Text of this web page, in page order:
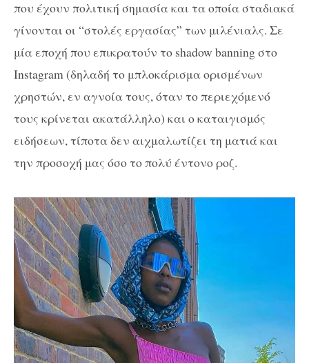
που έχουν πολιτική σημασία και τα οποία σταδιακά
γίνονται οι “στολές εργασίας” των μιλένιαλς. Σε
μία εποχή που επικρατούν το shadow banning στο
Ιnstagram (δηλαδή το μπλοκάρισμα ορισμένων
χρηστών, εν αγνοία τους, όταν το περιεχόμενό
τους κρίνεται ακατάλληλο) και ο καταιγισμός
ειδήσεων, τίποτα δεν αιχμαλωτίζει τη ματιά και
την προσοχή μας όσο το πολύ έντονο ροζ.